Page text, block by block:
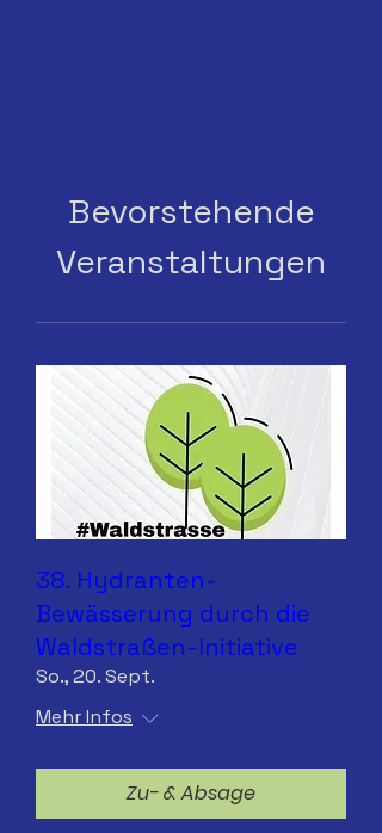
Bevorstehende
Veranstaltungen
38. Hydranten-
Bewässerung durch die
Waldstraßen-Initiative
So., 20. Sept.
Mehr Infos
Zu- & Absage